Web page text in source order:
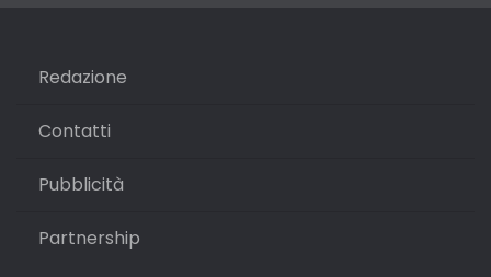
Redazione
Contatti
Pubblicità
Partnership